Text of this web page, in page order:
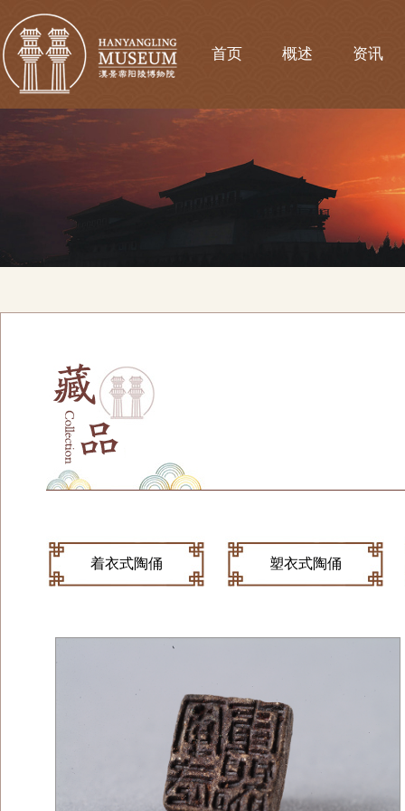
首页 概述 资讯
着衣式陶俑 塑衣式陶俑